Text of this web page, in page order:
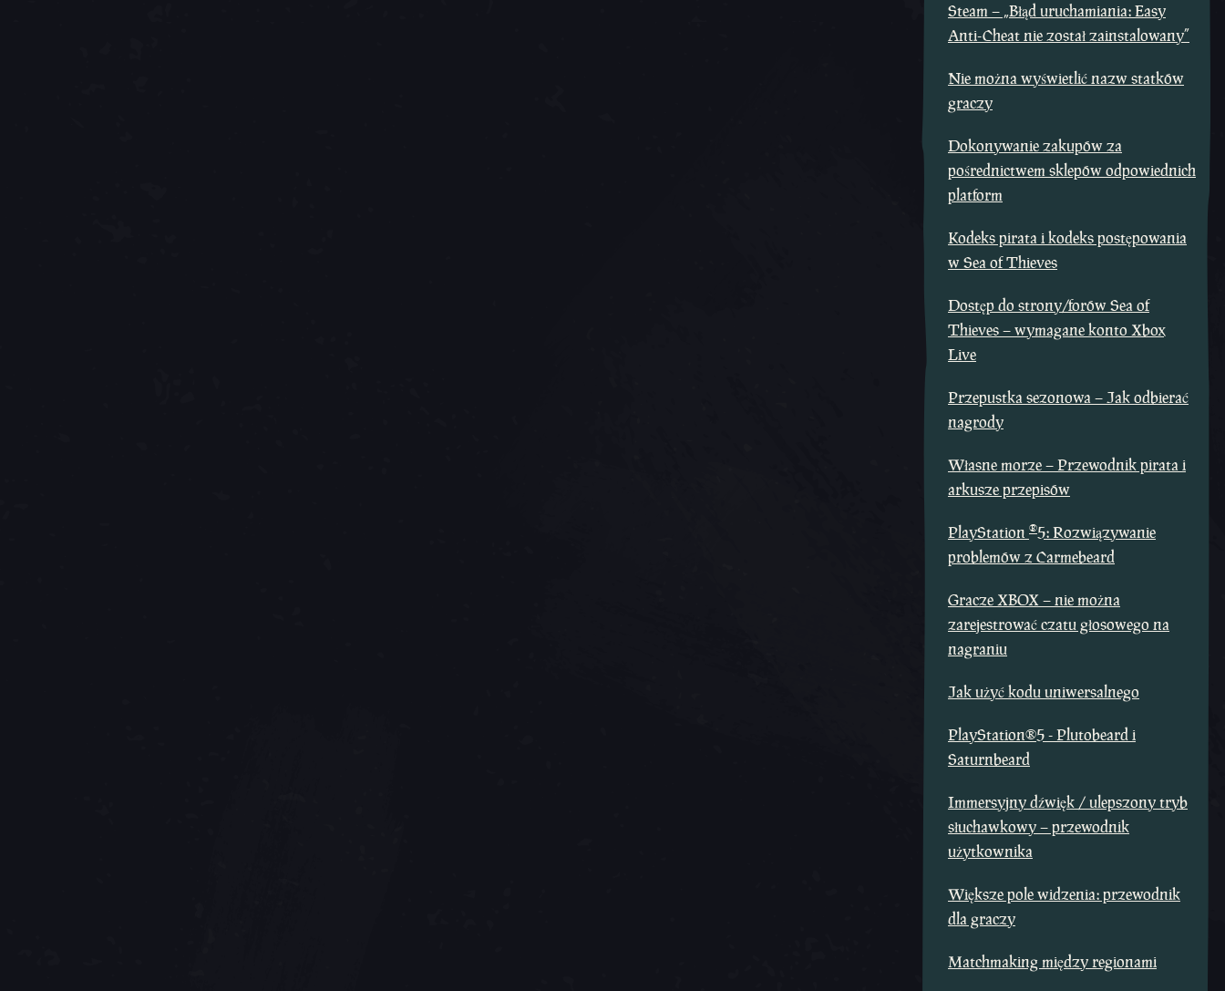
Steam – „Błąd uruchamiania: Easy
Anti-Cheat nie został zainstalowany”
Nie można wyświetlić nazw statków
graczy
Dokonywanie zakupów za
pośrednictwem sklepów odpowiednich
platform
Kodeks pirata i kodeks postępowania
w Sea of Thieves
Dostęp do strony/forów Sea of
Thieves – wymagane konto Xbox
Live
Przepustka sezonowa – Jak odbierać
nagrody
Własne morze – Przewodnik pirata i
arkusze przepisów
PlayStation ®5: Rozwiązywanie
problemów z Carmebeard
Gracze XBOX – nie można
zarejestrować czatu głosowego na
nagraniu
Jak użyć kodu uniwersalnego
PlayStation®5 - Plutobeard i
Saturnbeard
Immersyjny dźwięk / ulepszony tryb
słuchawkowy – przewodnik
użytkownika
Większe pole widzenia: przewodnik
dla graczy
Matchmaking między regionami